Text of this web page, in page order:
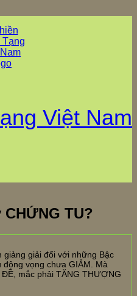
Việt Nam
CHỨNG TU?
giảng giải đối với những Bậc
vọng chưa GIẢM. Mà
mắc phải TĂNG THƯỢNG